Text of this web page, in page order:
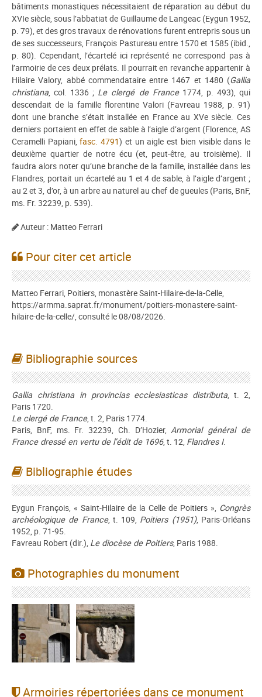
bâtiments monastiques nécessitaient de réparation au début du
XVIe siècle, sous l’abbatiat de Guillaume de Langeac (Eygun 1952,
p. 79), et des gros travaux de rénovations furent entrepris sous un
de ses successeurs, François Pastureau entre 1570 et 1585 (ibid.,
p. 80). Cependant, l’écartelé ici représenté ne correspond pas à
l’armoirie de ces deux prélats. Il pourrait en revanche appartenir à
Hilaire Valory, abbé commendataire entre 1467 et 1480 (Gallia
christiana, col. 1336 ; Le clergé de France1774, p. 493), qui
descendait de la famille florentine Valori (Favreau 1988, p. 91)
dont une branche s’était installée en France au XVe siècle. Ces
derniers portaient en effet de sable à l’aigle d’argent (Florence, AS
Ceramelli Papiani,fasc. 4791) et un aigle est bien visible dans le
deuxième quartier de notre écu (et, peut-être, au troisième). Il
faudra alors noter qu’une branche de la famille, installée dans les
Flandres, portait un écartelé au 1 et 4 de sable, à l’aigle d’argent ;
au 2 et 3, d’or, à un arbre au naturel au chef de gueules (Paris, BnF,
ms. Fr. 32239, p. 539).
Auteur : Matteo Ferrari
Pour citer cet article
Matteo Ferrari, Poitiers, monastère Saint-Hilaire-de-la-Celle,
https://armma.saprat.fr/monument/poitiers-monastere-saint-
hilaire-de-la-celle/, consulté le 08/08/2026.
Bibliographie sources
Gallia christiana in provincias ecclesiasticas distributa , t. 2,
Paris 1720.
Le clergé de France, t. 2, Paris 1774.
Paris, BnF, ms. Fr. 32239, Ch. D’Hozier, Armorial général de
France dressé en vertu de l’édit de 1696, t. 12, Flandres I.
Bibliographie études
Eygun François, « Saint-Hilaire de la Celle de Poitiers », Congrès
archéologique de France, t. 109, Poitiers (1951), Paris-Orléans
1952, p. 71-95.
Favreau Robert (dir.), Le diocèse de Poitiers, Paris 1988.
Photographies du monument
Armoiries répertoriées dans ce monument